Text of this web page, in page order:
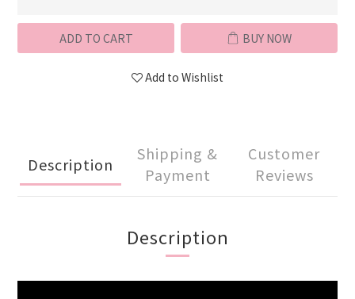
ADD TO CART BUY NOW
Add to Wishlist
Description
Shipping &
Payment
Customer
Reviews
Description